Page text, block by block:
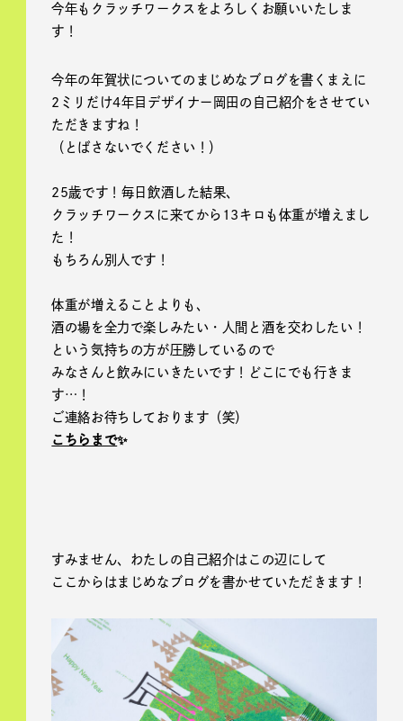
今年もクラッチワークスをよろしくお願いいたしま
す！
今年の年賀状についてのまじめなブログを書くまえに
2ミリだけ4年目デザイナー岡田の自己紹介をさせてい
ただきますね！
（とばさないでください！）
25歳です！毎日飲酒した結果、
クラッチワークスに来てから13キロも体重が増えまし
た！
もちろん別人です！
体重が増えることよりも、
酒の場を全力で楽しみたい・人間と酒を交わしたい！
という気持ちの方が圧勝しているので
みなさんと飲みにいきたいです！どこにでも行きま
す…！
ご連絡お待ちしております（笑）
こちらまで✨
すみません、わたしの自己紹介はこの辺にして
ここからはまじめなブログを書かせていただきます！